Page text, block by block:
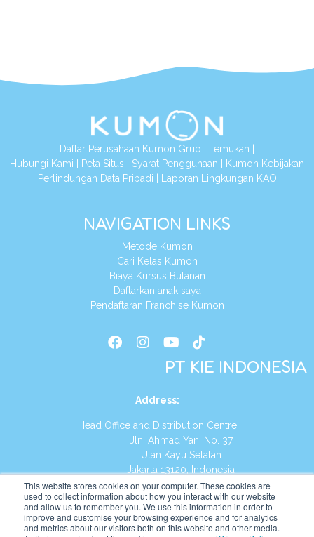
This website stores cookies on your computer. These cookies are
used to collect information about how you interact with our website
and allow us to remember you. We use this information in order to
improve and customise your browsing experience and for analytics
and metrics about our visitors both on this website and other media.
Daftar Perusahaan Kumon Grup Temukan
Hubungi Kami
Peta Situs Syarat Penggunaan
Kumon Kebijakan
Perlindungan Data Pribadi
Laporan Lingkungan KAO
NAVIGATION LINKS
Metode Kumon
Cari Kelas Kumon
Biaya Kursus Bulanan
Daftarkan anak saya
Pendaftaran Franchise Kumon
PT KIE INDONESIA
Address:
Head Office and Distribution Centre
Jln. Ahmad Yani No. 37
Utan Kayu Selatan
Jakarta 13120, Indonesia
Tel:(021) 8590-1772
Website: https://id.kumonglobal.com